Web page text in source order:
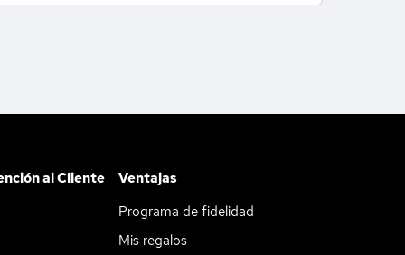
al Cliente
Ventajas
Programa de fidelidad
Mis regalos